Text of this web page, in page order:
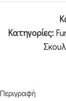
Κατηγορίες:
Περιγραφή